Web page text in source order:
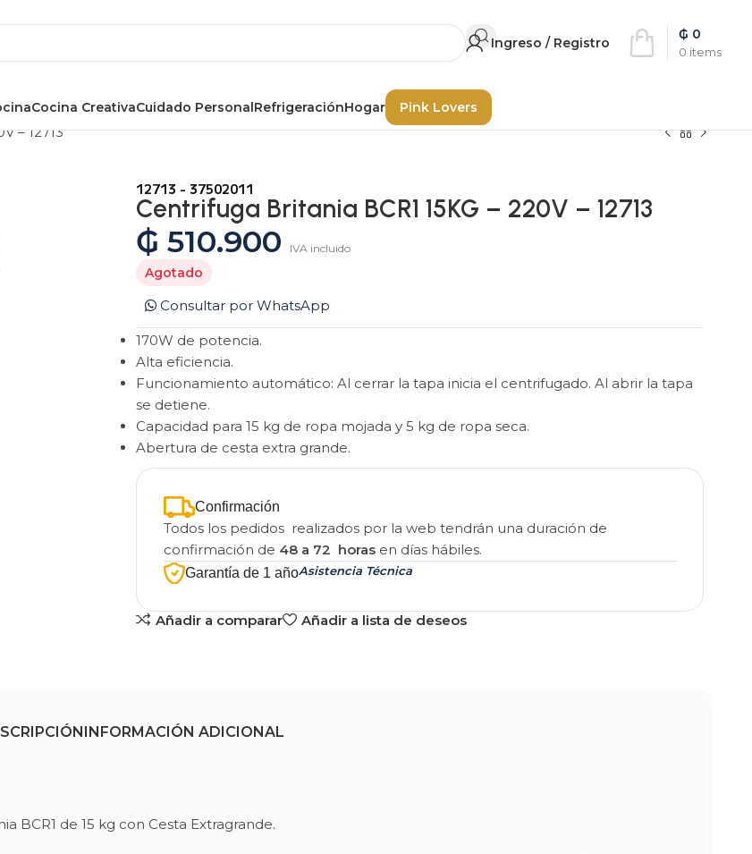
Ingreso / Registro
0 items
₲ 0
Cocina CreativaCuidado PersonalRefrigeraciónHogar Pink Lovers
– 12713
12713 - 37502011
Centrifuga Britania BCR1 15KG – 220V – 12713
₲ 510.900 IVA incluido
Agotado
Consultar por WhatsApp
170W de potencia.
Alta eficiencia.
Funcionamiento automático: Al cerrar la tapa inicia el centrifugado. Al abrir la tapa
se detiene.
Capacidad para 15 kg de ropa mojada y 5 kg de ropa seca.
Abertura de cesta extra grande.
Confirmación
Todos los pedidos realizados por la web tendrán una duración de
confirmación de 48 a 72 horasen días hábiles.
Garantía de 1 añoAsistencia Técnica
Añadir a comparar Añadir a lista de deseos
INFORMACIÓN ADICIONAL
BCR1 de 15 kg con Cesta Extragrande.